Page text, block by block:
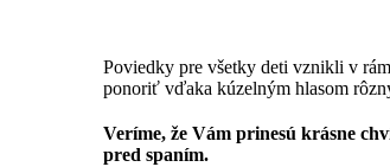
Poviedky pre všetky deti vznikli v
ponoriť vďaka kúzelným hlasom
Veríme, že Vám prinesú krásne
pred spaním.